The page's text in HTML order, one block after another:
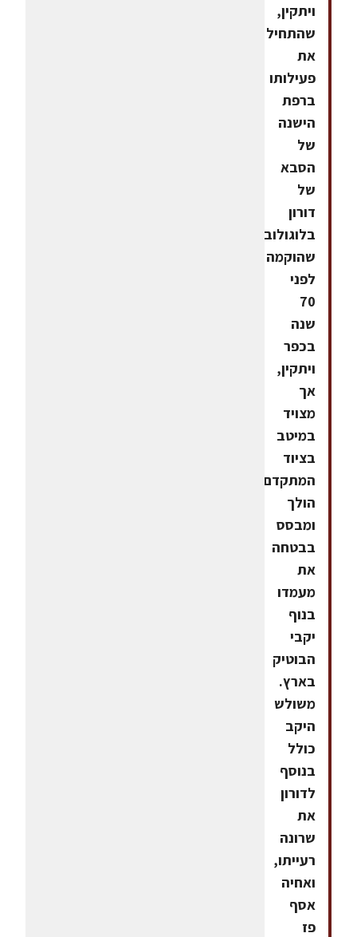
ויתקין,
שהתחיל
את
פעילותו
ברפת
הישנה
של
הסבא
של
דורון
בלוגולובסקי
שהוקמה
לפני
70
שנה
בכפר
ויתקין,
אך
מצויד
במיטב
בציוד
המתקדם,
הולך
ומבסס
בבטחה
את
מעמדו
בנוף
יקבי
הבוטיק
בארץ.
משולש
היקב
כולל
בנוסף
לדורון
את
שרונה
רעייתו,
ואחיה
אסף
פז